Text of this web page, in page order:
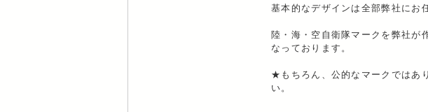
基本的なデザインは全部弊社にお
陸・海・空自衛隊マークを弊社が
なっております。
★もちろん、公的なマークではあ
い。